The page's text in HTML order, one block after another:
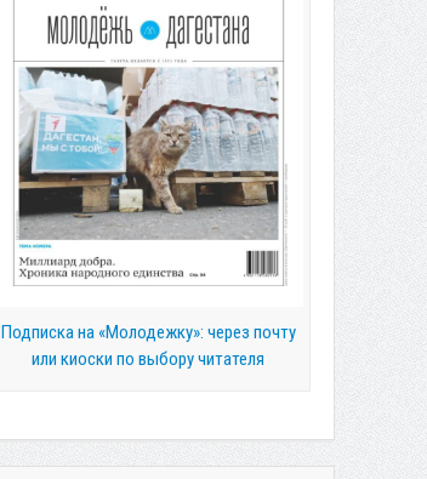
Подписка на «Молодежку»: через почту
или киоски по выбору читателя